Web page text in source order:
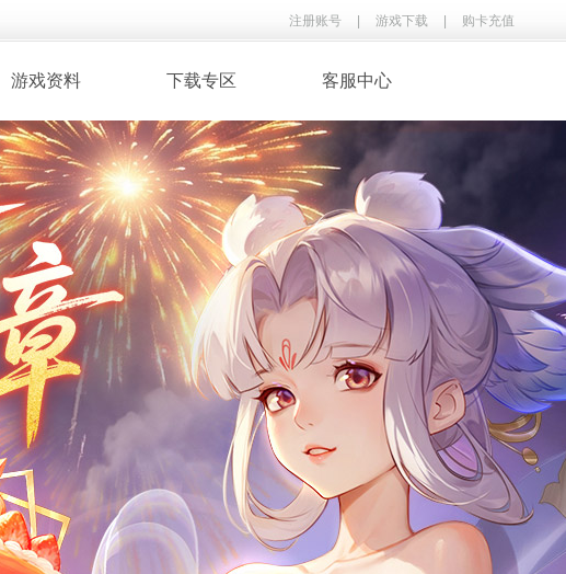
注册账号 游戏下载 购卡充值
客服中心
下载专区
游戏资料
· 录像下载
· 游戏音乐
· 玩家翻唱
· 新手指南
· 资料攻略
· 召唤兽图鉴